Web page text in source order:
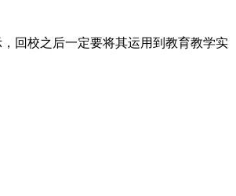
回校之后一定要将其运用到教育教学实